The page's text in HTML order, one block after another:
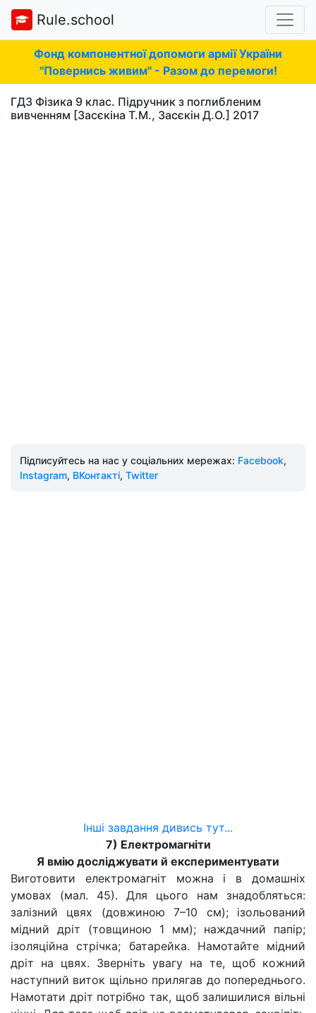
Rule.school
Фонд компонентної допомоги армії України
"Повернись живим" - Разом до перемоги!
ГДЗ Фізика 9 клас. Підручник з поглибленим
вивченням [Засєкіна Т.М., Засєкін Д.О.] 2017
Підписуйтесь на нас у соціальних мережах: Facebook,
Instagram, ВКонтакті, Twitter
Інші завдання дивись тут...
7) Електромагніти
Я вмію досліджувати й експериментувати
Виготовити електромагніт можна і в домашніх
умовах (мал. 45). Для цього нам знадобляться:
залізний цвях (довжиною 7–10 см); ізольований
мідний дріт (товщиною 1 мм); наждачний папір;
ізоляційна стрічка; батарейка. Намотайте мідний
дріт на цвях. Зверніть увагу на те, щоб кожний
наступний виток щільно прилягав до попереднього.
Намотати дріт потрібно так, щоб залишилися вільні